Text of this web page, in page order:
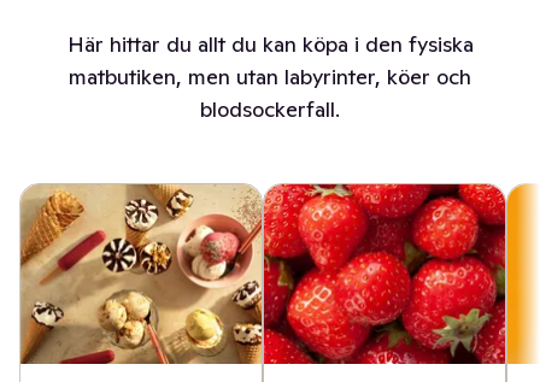
Här hittar du allt du kan köpa i den fysiska
matbutiken, men utan labyrinter, köer och
blodsockerfall.